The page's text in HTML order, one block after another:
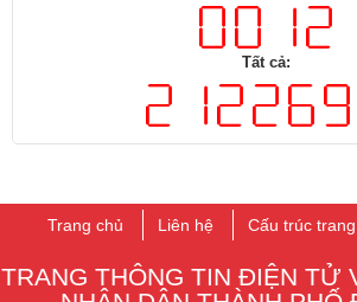
Tất cả:
Cấu trúc trang
TRANG THÔNG TIN ĐIỆN TỬ
NHÂN DÂN THÀNH PHỐ